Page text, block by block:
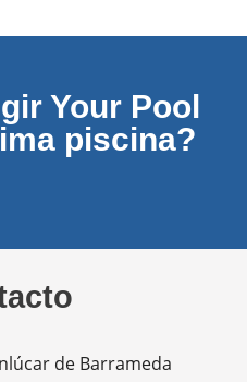
Your Pool
piscina?
de Barrameda